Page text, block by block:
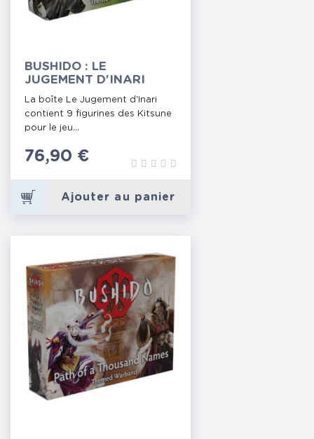
BUSHIDO : LE
JUGEMENT D'INARI
La boîte Le Jugement d'Inari
contient 9 figurines des Kitsune
pour le jeu...
Prix
76,90 €
Ajouter au panier